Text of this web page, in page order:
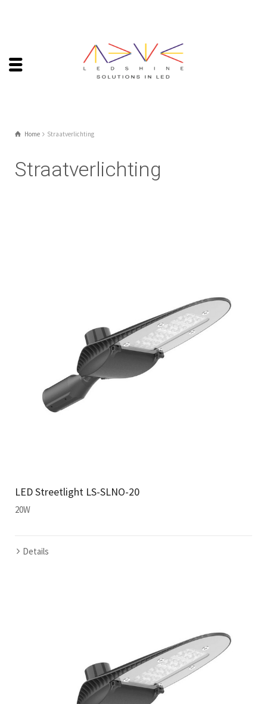
Home Straatverlichting
Straatverlichting
LED Streetlight LS-SLNO-20
20W
Details